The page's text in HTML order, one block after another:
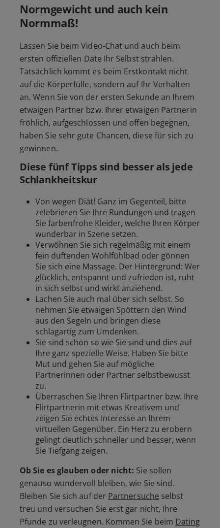
Normgewicht und auch kein
Normmaß!
Lassen Sie beim Video-Chat und auch beim
ersten offiziellen Date Ihr Selbst strahlen.
Tatsächlich kommt es beim Erstkontakt nicht
auf die Körperfülle, sondern auf Ihr Verhalten
an. Wenn Sie von der ersten Sekunde an Ihrem
etwaigen Partner bzw. Ihrer etwaigen Partnerin
fröhlich, aufgeschlossen und offen begegnen,
haben Sie sehr gute Chancen, diese für sich zu
gewinnen.
Diese fünf Tipps sind besser als jede
Schlankheitskur
Von wegen Diät! Ganz im Gegenteil, bitte
zelebrieren Sie Ihre Rundungen und tragen
Sie farbenfrohe Kleider, welche Ihren Körper
wunderbar in Szene setzen.
Verwöhnen Sie sich regelmäßig mit einem
fein duftenden Wohlfühlbad oder gönnen
Sie sich eine Massage. Der Hintergrund: Wer
glücklich, entspannt und zufrieden ist, ruht
in sich selbst und wirkt anziehend.
Lachen Sie auch mal über sich selbst. So
nehmen Sie etwaigen Spöttern den Wind
aus den Segeln und bringen diese
schlagartig zum Umdenken.
Sie sind schön so wie Sie sind und dies auf
Ihre ganz spezielle Weise. Haben Sie bitte
Mut und gehen Sie auf mögliche
Partnerinnen oder Partner selbstbewusst
zu.
Überraschen Sie Ihren Flirtpartner bzw. Ihre
Flirtpartnerin mit etwas Kreativem und
zeigen Sie echtes Interesse an Ihrem
virtuellen Gegenüber. Ein Herz zu erobern
gelingt deutlich schneller und besser, wenn
Sie Tiefgang zeigen.
Ob Sie es glauben oder nicht: Sie sollen
genauso wundervoll bleiben, wie Sie sind.
Bleiben Sie sich auf der Partnersuche selbst
treu und versuchen Sie erst gar nicht, Ihre
Pfunde zu verleugnen. Kommen Sie beim Dating